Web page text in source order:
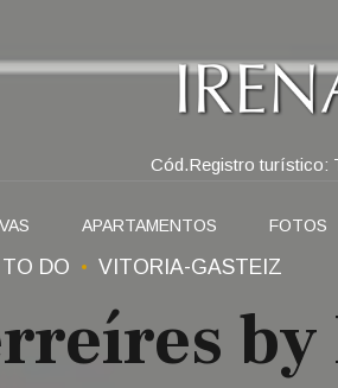
Cód.Registro turístico:
APARTAMENTOS FOTOS
DO VITORIA-GASTEIZ
by